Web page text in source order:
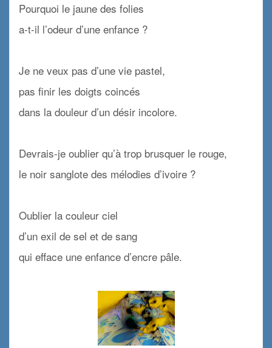
Pourquoi le jaune des folies
a-t-il l’odeur d’une enfance ?
Je ne veux pas d’une vie pastel,
pas finir les doigts coincés
dans la douleur d’un désir incolore.
Devrais-je oublier qu’à trop brusquer le rouge,
le noir sanglote des mélodies d’ivoire ?
Oublier la couleur ciel
d’un exil de sel et de sang
qui efface une enfance d’encre pâle.